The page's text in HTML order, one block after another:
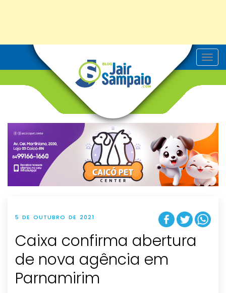
T
o
v
g
t
i
o
n
5 DE OUTUBRO DE 2021
Caixa confirma abertura
de nova agência em
Parnamirim